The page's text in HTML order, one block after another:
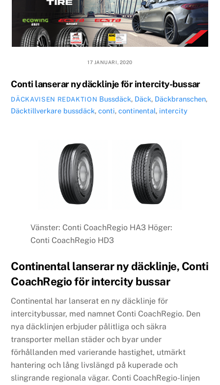
17 JANUARI, 2020
Conti lanserar ny däcklinje för intercity-bussar
DÄCKAVISEN REDAKTION Bussdäck, Däck, Däckbranschen,
Däcktillverkare bussdäck,conti,continental, intercity
Vänster: Conti CoachRegio HA3 Höger:
Conti CoachRegio HD3
Continental lanserar ny däcklinje, Conti
CoachRegio för intercity bussar
Continental har lanserat en ny däcklinje för
intercitybussar, med namnet Conti CoachRegio. Den
nya däcklinjen erbjuder pålitliga och säkra
transporter mellan städer och byar under
förhållanden med varierande hastighet, utmärkt
hantering och lång livslängd på kuperade och
slingrande regionala vägar. Conti CoachRegio-linjen